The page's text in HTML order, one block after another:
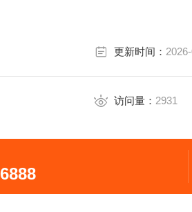
更新时间：
访问量： 2931